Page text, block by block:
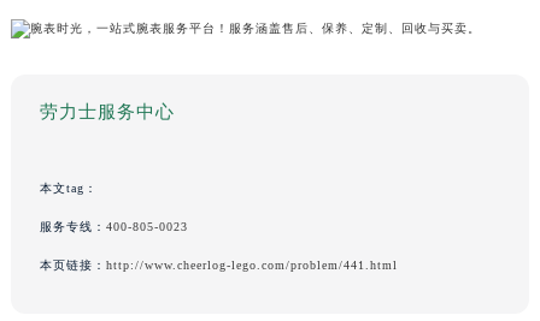
劳力士服务中心
本文tag：
服务专线： 400-805-0023
本页链接： http://www.cheerlog-lego.com/problem/441.html